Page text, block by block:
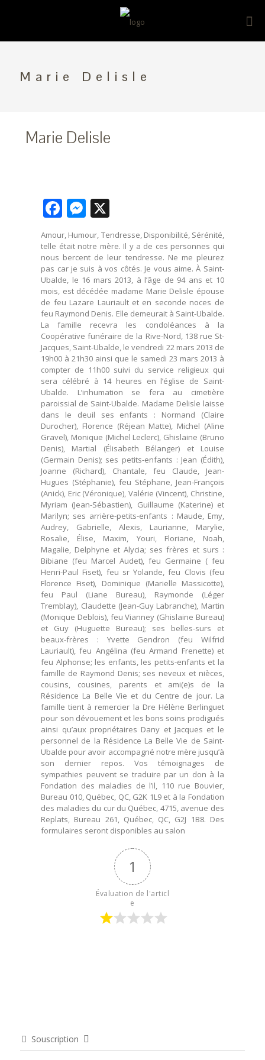
Marie Delisle
Marie Delisle
Facebook
Messenger
Amour, Humour, Tendresse, Disponibilité, Sérénité,
telle était notre mère. Il y a de ces personnes qui
nous bercent de leur tendresse. Ne me pleurez
pas car je suis à vos côtés. Je vous aime. À Saint-
Ubalde, le 16 mars 2013, à l’âge de 94 ans et 10
mois, est décédée madame Marie Delisle épouse
de feu Lazare Lauriault et en seconde noces de
feu Raymond Denis. Elle demeurait à Saint-Ubalde.
La famille recevra les condoléances à la
Coopérative funéraire de la Rive-Nord, 138 rue St-
Jacques, Saint-Ubalde, le vendredi 22 mars 2013 de
19h00 à 21h30 ainsi que le samedi 23 mars 2013 à
compter de 11h00 suivi du service religieux qui
sera célébré à 14 heures en l’église de Saint-
Ubalde. L’inhumation se fera au cimetière
paroissial de Saint-Ubalde. Madame Delisle laisse
dans le deuil ses enfants : Normand (Claire
Durocher), Florence (Réjean Matte), Michel (Aline
Gravel), Monique (Michel Leclerc), Ghislaine (Bruno
Denis), Martial (Élisabeth Bélanger) et Louise
(Germain Denis); ses petits-enfants : Jean (Édith),
Joanne (Richard), Chantale, feu Claude, Jean-
Hugues (Stéphanie), feu Stéphane, Jean-François
(Anick), Eric (Véronique), Valérie (Vincent), Christine,
Myriam (Jean-Sébastien), Guillaume (Katerine) et
Marilyn; ses arrière-petits-enfants : Maude, Emy,
Audrey, Gabrielle, Alexis, Laurianne, Marylie,
Rosalie, Élise, Maxim, Youri, Floriane, Noah,
Magalie, Delphyne et Alycia; ses frères et surs :
Bibiane (feu Marcel Audet), feu Germaine ( feu
Henri-Paul Fiset), feu sr Yolande, feu Clovis (feu
Florence Fiset), Dominique (Marielle Massicotte),
feu Paul (Liane Bureau), Raymonde (Léger
Tremblay), Claudette (Jean-Guy Labranche), Martin
(Monique Deblois), feu Vianney (Ghislaine Bureau)
et Guy (Huguette Bureau); ses belles-surs et
beaux-frères : Yvette Gendron (feu Wilfrid
Lauriault), feu Angélina (feu Armand Frenette) et
feu Alphonse; les enfants, les petits-enfants et la
famille de Raymond Denis; ses neveux et nièces,
cousins, cousines, parents et ami(e)s de la
Résidence La Belle Vie et du Centre de jour. La
famille tient à remercier la Dre Hélène Berlinguet
pour son dévouement et les bons soins prodigués
ainsi qu’aux propriétaires Dany et Jacques et le
personnel de la Résidence La Belle Vie de Saint-
Ubalde pour avoir accompagné notre mère jusqu’à
son dernier repos. Vos témoignages de
sympathies peuvent se traduire par un don à la
Fondation des maladies de l’il, 110 rue Bouvier,
Bureau 010, Québec, QC, G2K 1L9 et à la Fondation
des maladies du cur du Québec, 4715, avenue des
Replats, Bureau 261, Québec, QC, G2J 1B8. Des
formulaires seront disponibles au salon
1
Évaluation de l'articl
e
Souscription